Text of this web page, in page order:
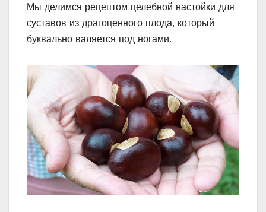
Мы делимся рецептом целебной настойки для
суставов из драгоценного плода, который
буквально валяется под ногами.